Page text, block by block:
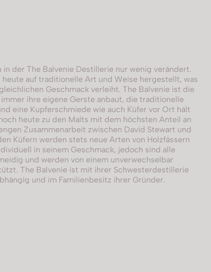
der The Balvenie Destillerie nur wenig verändert.
auf traditionelle Art und Weise hergestellt, was
Geschmack verleiht. The Balvenie ist die
ihre eigene Gerste anbaut, die traditionelle
eine Kupferschmiede wie auch Küfer vor Ort hält
heute zu den Malts mit dem höchsten Anteil an
Zusammenarbeit zwischen David Stewart und
Küfern werden stets neue Arten von Holzfässern
in seinem Geschmack, jedoch sind alle
und werden von einem unverwechselbar
The Balvenie ist mit ihrer Schwesterdestillerie
und im Familienbesitz ihrer Gründer.